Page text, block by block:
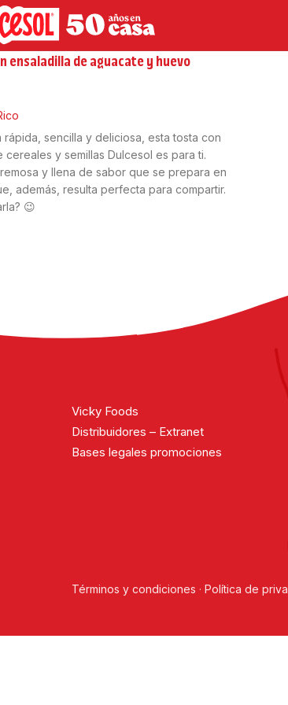
ensaladilla de aguacate y huevo
rápida, sencilla y deliciosa, esta tosta con
y semillas Dulcesol es para ti.
y llena de sabor que se prepara en
además, resulta perfecta para compartir.
😉
Vicky Foods
Distribuidores – Extranet
Bases legales promociones
Términos y condiciones · Política de